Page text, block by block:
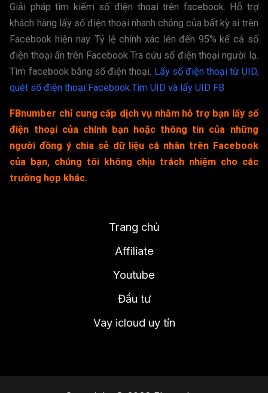
Giải pháp tìm kiếm số điện thoại trên facebook. Hỗ trợ
khách hàng lấy số điện thoại nhanh chóng của bất kỳ ai trên
Facebook hiện nay. Tỷ lệ chính xác lên đến 95% kể cả số
điện thoại ẩn trên Facebook Tra cứu số điện thoại người lạ.
Tìm facebook bằng số điện thoại. Lấy số điện thoại từ UID,
quét số điện thoại Facebook.Tìm UID và lấy UID FB
FBnumber chỉ cung cấp dịch vụ nhằm hỗ trợ bạn lấy số
điện thoại của chính bạn hoặc thông tin của những
người đồng ý chia sẻ dữ liệu cá nhân trên Facebook
của bạn, chúng tôi không chịu trách nhiệm cho các
trường hợp khác.
Trang chủ
Affiliate
Youtube
Đầu tư
Vay icloud uy tín